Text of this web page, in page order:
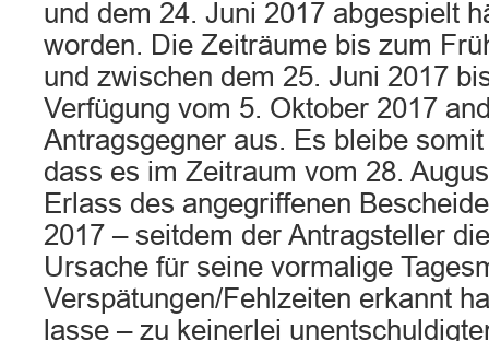
und dem 24. Juni 2017 abgespielt
worden. Die Zeiträume bis zum
und zwischen dem 25. Juni 2017
Verfügung vom 5. Oktober 2017
Antragsgegner aus. Es bleibe
dass es im Zeitraum vom 28.
Erlass des angegriffenen
2017 – seitdem der Antragsteller
Ursache für seine vormalige
Verspätungen/Fehlzeiten erkannt
lasse – zu keinerlei